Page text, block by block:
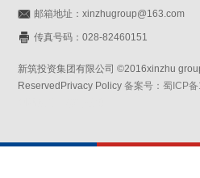
邮箱地址：xinzhugroup@163.com
传真号码：028-82460151
新筑投资集团有限公司 ©2016xinzhu
ReservedPrivacy Policy备案号：蜀ICP